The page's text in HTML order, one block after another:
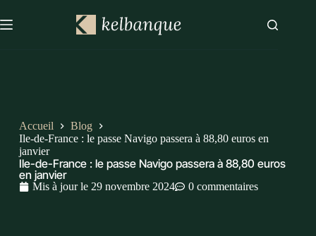
Accueil
Blog
Ile-de-France : le passe Navigo passera à 88,80 euros en
janvier
Ile-de-France : le passe Navigo passera à 88,80 euros
en janvier
Mis à jour le 29 novembre 2024 0 commentaires